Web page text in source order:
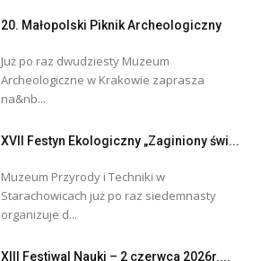
20. Małopolski Piknik Archeologiczny
Już po raz dwudziesty Muzeum
Archeologiczne w Krakowie zaprasza
na&nb...
XVII Festyn Ekologiczny „Zaginiony świ...
Muzeum Przyrody i Techniki w
Starachowicach już po raz siedemnasty
organizuje d...
XIII Festiwal Nauki – 2 czerwca 2026r....